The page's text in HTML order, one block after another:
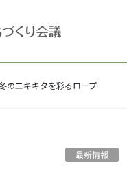
のエキキタを彩るロープ
最新情報